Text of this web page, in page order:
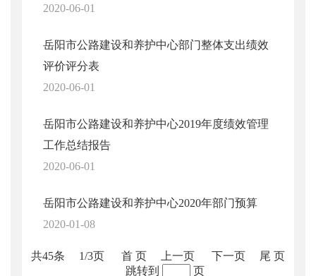
2020-06-01
岳阳市公路建设和养护中心部门整体支出绩效
评价评分表
2020-06-01
岳阳市公路建设和养护中心2019年度绩效管理
工作总结报告
2020-06-01
岳阳市公路建设和养护中心2020年部门预算
2020-01-08
共45条 1/3页 首 页 上一页 下一页
尾 页
跳转到
页